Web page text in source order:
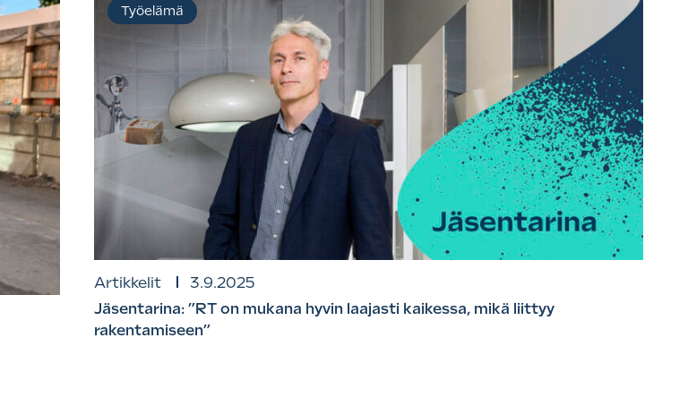
Artikkelit
3.9.2025
Jäsentarina: ”RT on mukana hyvin laajasti kaikessa, mikä liittyy
rakentamiseen”
Työelämä